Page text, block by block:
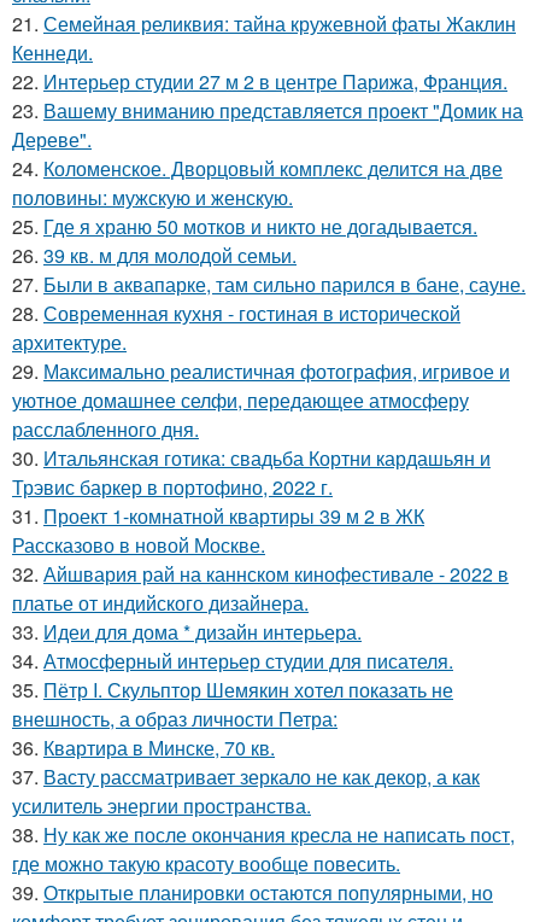
21. Семейная реликвия: тайна кружевной фаты Жаклин
Кеннеди.
22. Интерьер студии 27 м 2 в центре Парижа, Франция.
23. Вашему вниманию представляется проект "Домик на
Дереве".
24. Коломенское. Дворцовый комплекс делится на две
половины: мужскую и женскую.
25. Где я храню 50 мотков и никто не догадывается.
26. 39 кв. м для молодой семьи.
27. Были в аквапарке, там сильно парился в бане, сауне.
28. Современная кухня - гостиная в исторической
архитектуре.
29. Максимально реалистичная фотография, игривое и
уютное домашнее селфи, передающее атмосферу
расслабленного дня.
30. Итальянская готика: свадьба Кортни кардашьян и
Трэвис баркер в портофино, 2022 г.
31. Проект 1-комнатной квартиры 39 м 2 в ЖК
Рассказово в новой Москве.
32. Айшвария рай на каннском кинофестивале - 2022 в
платье от индийского дизайнера.
33. Идеи для дома * дизайн интерьера.
34. Атмосферный интерьер студии для писателя.
35. Пётр I. Скульптор Шемякин хотел показать не
внешность, а образ личности Петра:
36. Квартира в Минске, 70 кв.
37. Васту рассматривает зеркало не как декор, а как
усилитель энергии пространства.
38. Ну как же после окончания кресла не написать пост,
где можно такую красоту вообще повесить.
39. Открытые планировки остаются популярными, но